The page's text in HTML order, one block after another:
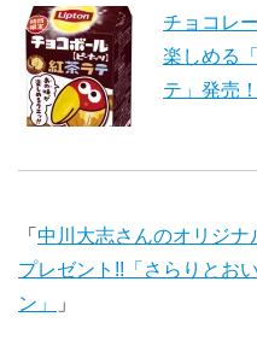
チョコレ
楽しめる
テ」発売！
「 中川大志さんのオリジナ
プレゼント!!「さらりとお
ン」
」